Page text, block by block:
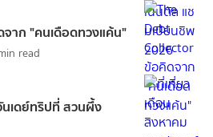
จาก "คนเดือดทวงแค้น"
read
เดย์ทริปที่ สวนผึ้ง